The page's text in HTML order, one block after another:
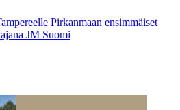
Pirkanmaan ensimmäiset
JM Suomi